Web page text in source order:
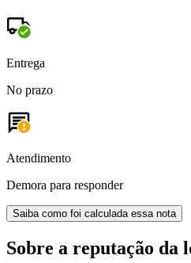
Entrega
No prazo
Atendimento
Demora para responder
Saiba como foi calculada essa nota
Sobre a reputação da